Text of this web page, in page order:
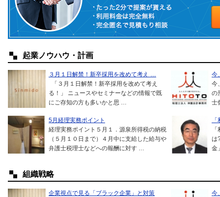
起業ノウハウ・計画
３月１日解禁！新卒採用を改めて考え …
「３月１日解禁！新卒採用を改めて考え
る！」 ニュースやセミナーなどの情報で既
にご存知の方も多いかと思 …
今
今
の
士
5月経理実務ポイント
経理実務ポイント５月１．源泉所得税の納税
（５月１０日まで）４月中に支給した給与や
弁護士税理士などへの報酬に対す …
は
金
組織戦略
企業視点で見る「ブラック企業」と対策
今